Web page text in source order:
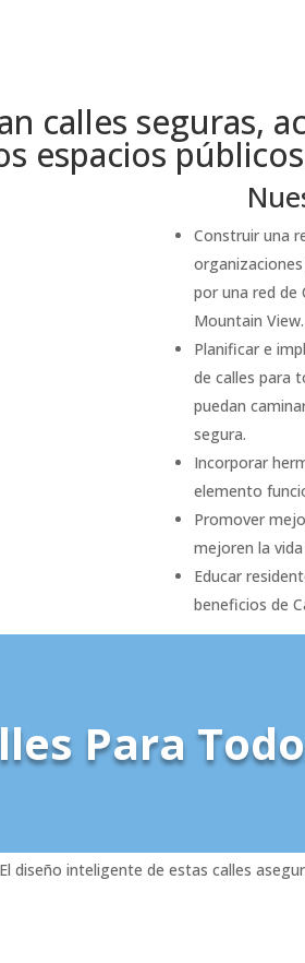
calles seguras,
espacios
Construir una
por una red de
Mountain View.
Planificar e
de calles para
puedan
segura.
Incorporar
elemento
Promover
mejoren la
Educar
beneficios de
Para
diseño inteligente de estas calles